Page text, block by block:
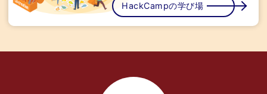
HackCampの学び場